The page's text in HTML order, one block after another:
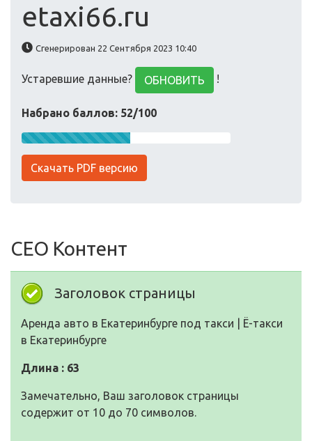
etaxi66.ru
Сгенерирован 22 Сентября 2023 10:40
Устаревшие данные? ОБНОВИТЬ !
Набрано баллов: 52/100
Скачать PDF версию
СЕО Контент
Заголовок страницы
Аренда авто в Екатеринбурге под такси | Ё-такси
в Екатеринбурге
Длина : 63
Замечательно, Ваш заголовок страницы
содержит от 10 до 70 символов.